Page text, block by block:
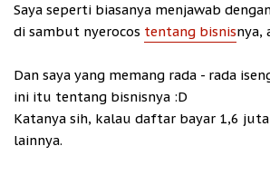
Saya seperti biasanya menjawab
di sambut nyerocos tentang bisnisnya,
Dan saya yang memang rada - rada
ini itu tentang bisnisnya :D
Katanya sih, kalau daftar bayar 1,6
lainnya.